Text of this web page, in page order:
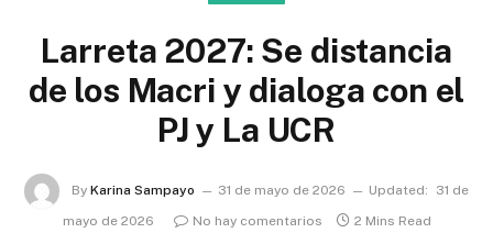
Larreta 2027: Se distancia
de los Macri y dialoga con el
PJ y La UCR
By Karina Sampayo 31 de mayo de 2026 Updated:
31 de
mayo de 2026
No hay comentarios 2 Mins Read